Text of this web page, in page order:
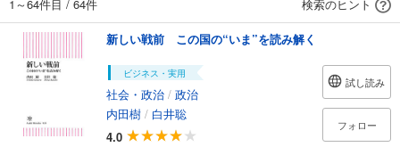
1～64件目 / 64件 検索のヒント
新しい戦前 この国の“いま”を読み解く
ビジネス・実用
社会・政治 / 政治
内田樹 / 白井聡
4.0
試し読み
フォロー